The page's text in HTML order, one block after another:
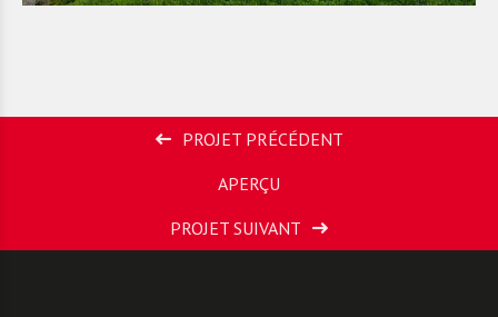
PROJET PRÉCÉDENT
APERÇU
PROJET SUIVANT